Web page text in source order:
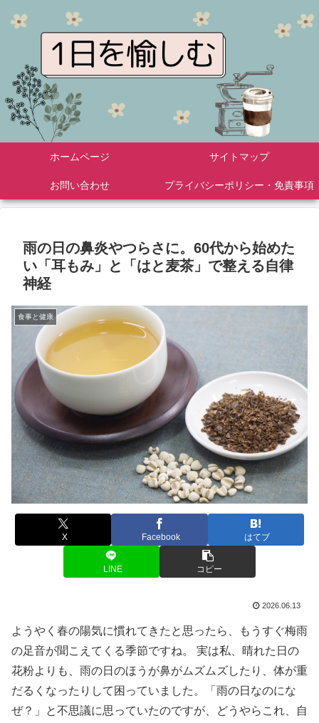
ホームページ サイトマップ
お問い合わせ プライバシーポリシー・免責事項
雨の日の鼻炎やつらさに。60代から始めた
い「耳もみ」と「はと麦茶」で整える自律
神経
食事と健康
X Facebook はてブ
LINE コピー
2026.06.13
ようやく春の陽気に慣れてきたと思ったら、もうすぐ梅雨
の足音が聞こえてくる季節ですね。 実は私、晴れた日の
花粉よりも、雨の日のほうが鼻がムズムズしたり、体が重
だるくなったりして困っていました。「雨の日なのにな
ぜ？」と不思議に思っていたのですが、どうやらこれ、自